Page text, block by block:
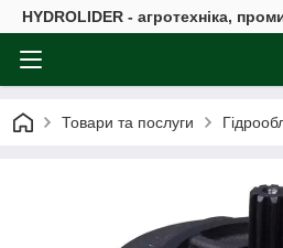
HYDROLIDER - агротехніка,
Товари та послуги